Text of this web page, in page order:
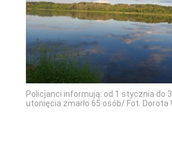
Policjanci informują: od 1 stycznia do
utonięcia zmarło 65 osób/ Fot. Dorota